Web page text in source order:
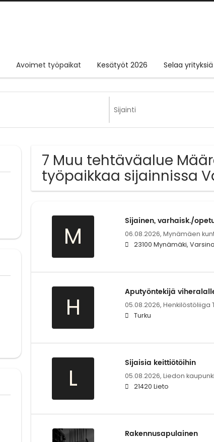
Avoimet työpaikat Kesätyöt 2026 Selaa yrityksiä
7 Muu tehtäväalue
työpaikkaa sijainnissa
M
Sijainen, varhaisk./
06.08.2026, Mynämäen
23100 Mynämäki,
H
Aputyöntekijä
05.08.2026, Henkilöstöliiga
Turku
L
Sijaisia keittiötöihin
05.08.2026, Liedon kaupunki
21420 Lieto
Rakennusapulainen